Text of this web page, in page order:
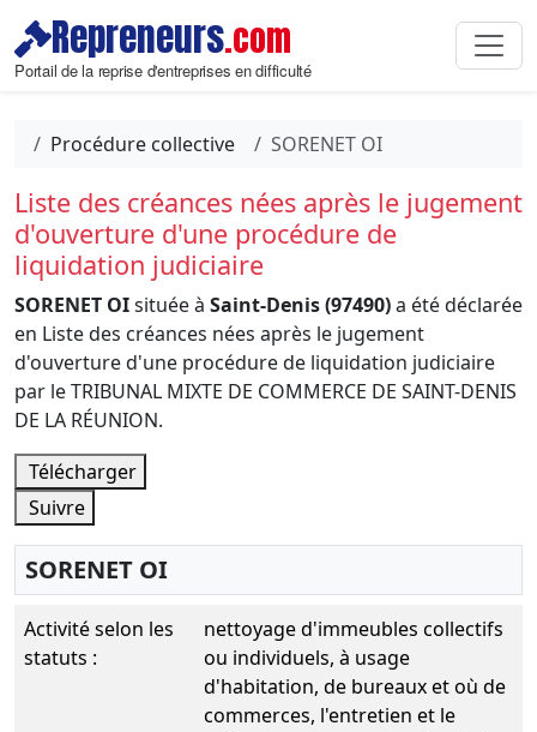
Repreneurs.com
Portail de la reprise d'entreprises en difficulté
Procédure collective SORENET OI
Liste des créances nées après le jugement
d'ouverture d'une procédure de
liquidation judiciaire
SORENET OIsituée à Saint-Denis (97490)a été déclarée
en Liste des créances nées après le jugement
d'ouverture d'une procédure de liquidation judiciaire
par le TRIBUNAL MIXTE DE COMMERCE DE SAINT-DENIS
DE LA RÉUNION.
Télécharger
Suivre
SORENET OI
Activité selon les
statuts :
nettoyage d'immeubles collectifs
ou individuels, à usage
d'habitation, de bureaux et où de
commerces, l'entretien et le